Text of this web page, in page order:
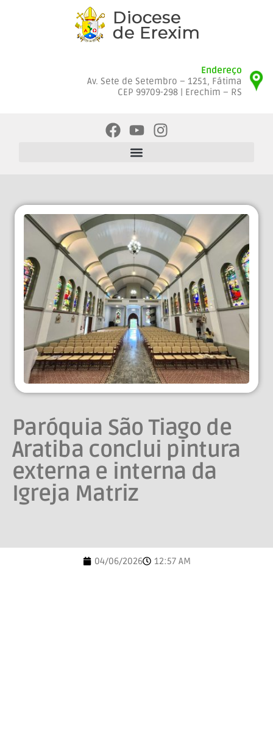
Endereço
Av. Sete de Setembro – 1251, Fátima
CEP 99709-298 | Erechim – RS
Paróquia São Tiago de
Aratiba conclui pintura
externa e interna da
Igreja Matriz
04/06/2026 12:57 AM